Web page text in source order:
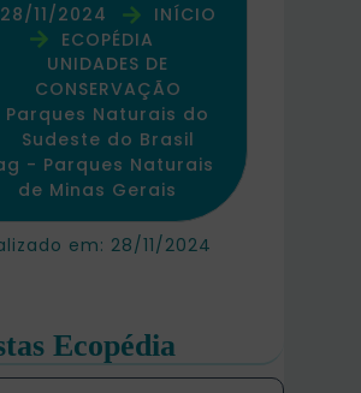
em: 28/11/2024
28/11/2024
INÍCIO
ECOPÉDIA
UNIDADES DE
CONSERVAÇÃO
Parques Naturais do
Sudeste do Brasil
- Parques Naturais
de Minas Gerais
Ecopédia